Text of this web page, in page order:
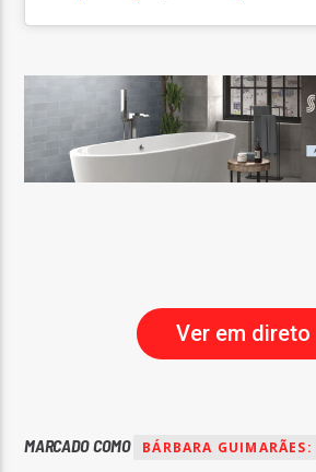
Ver em direto
MARCADO COMO BÁRBARA GUIMARÃES: